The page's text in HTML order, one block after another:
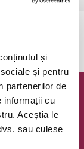
și
și pentru
partenerilor de
informații cu
Aceștia le
sau culese
cele mai noi